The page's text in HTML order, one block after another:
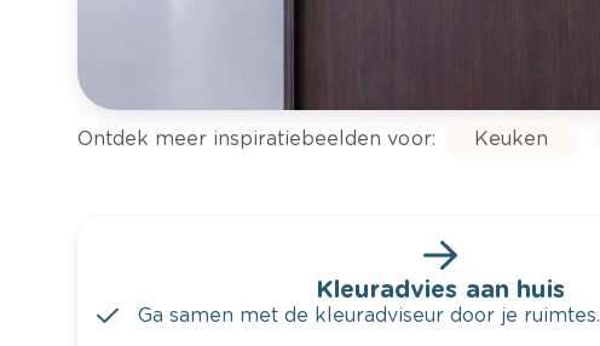
Ontdek meer inspiratiebeelden voor: Keuken
Kleuradvies aan huis
Ga samen met de kleuradviseur door je ruimtes.